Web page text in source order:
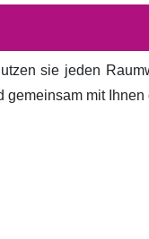
sie jeden
gemeinsam mit